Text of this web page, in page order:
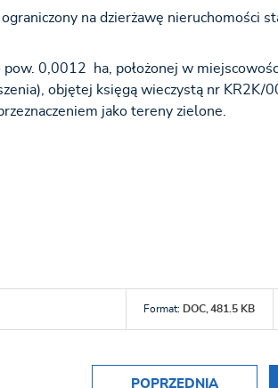
na dzierżawę nieruchomości
0,0012 ha, położonej w
objętej księgą wieczystą nr KR2K/
jako tereny zielone.
Format: DOC, 481.5 KB
POPRZEDNIA